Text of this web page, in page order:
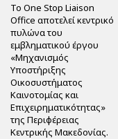
Το One Stop Liaison
Office αποτελεί κεντρικό
πυλώνα του
εμβληματικού έργου
«Μηχανισμός
Υποστήριξης
Οικοσυστήματος
Καινοτομίας και
Επιχειρηματικότητας»
της Περιφέρειας
Κεντρικής Μακεδονίας.